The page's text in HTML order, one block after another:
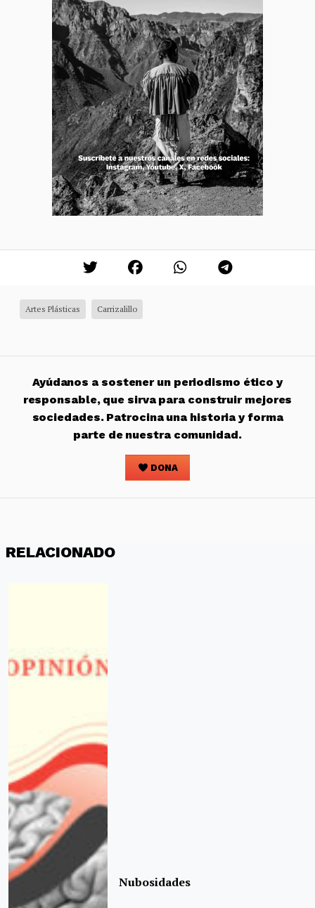
Artes Plásticas Carrizalillo
Ayúdanos a sostener un periodismo ético y
responsable, que sirva para construir mejores
sociedades. Patrocina una historia y forma
parte de nuestra comunidad.
DONA
RELACIONADO
Nubosidades